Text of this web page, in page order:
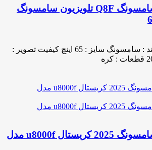
تلویزیون 65 اینچ سامسونگ Q8F تلویزیون سامسونگ
دسته بند : تلویزیون برند : سامسونگ سایز : 65 اینچ کیفیت تصویر :
تلویزیون 75 اینچ سامسونگ 2025 کریستال u8000f مدل